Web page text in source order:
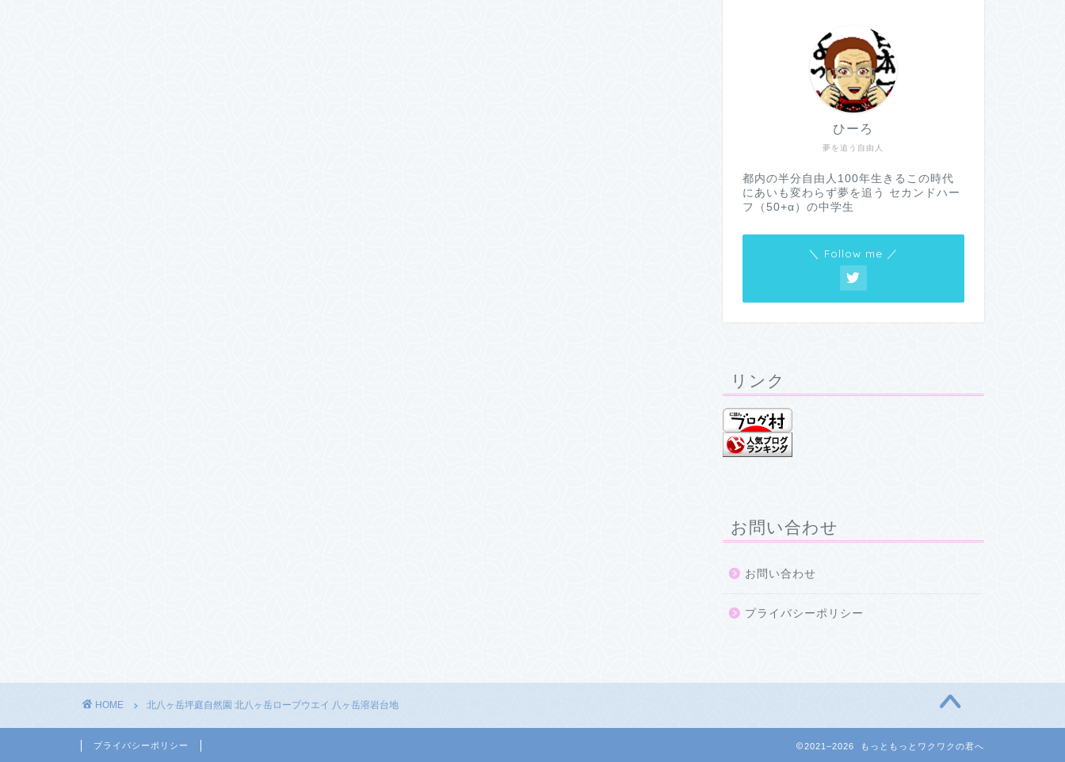
夢を追う自由人
ひーろ
都内の半分自由人100年生きるこの時代
にあいも変わらず夢を追う セカンドハー
フ（50+α）の中学生
＼ Follow me ／
リンク
お問い合わせ
お問い合わせ
プライバシーポリシー
HOME 北八ヶ岳坪庭自然園 北八ヶ岳ロープウエイ 八ヶ岳溶岩台地
プライバシーポリシー 2021–2026 もっともっとワクワクの君へ